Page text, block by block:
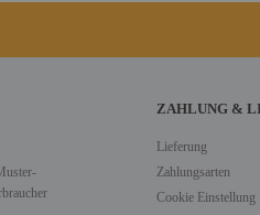
ZAHLUNG &
Lieferung
Zahlungsarten
Cookie Einstellung